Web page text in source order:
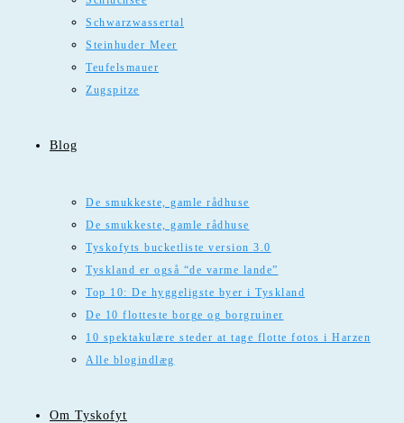
Schwarzwassertal
Steinhuder Meer
Teufelsmauer
Zugspitze
Blog
De smukkeste, gamle rådhuse
De smukkeste, gamle rådhuse
Tyskofyts bucketliste version 3.0
Tyskland er også “de varme lande”
Top 10: De hyggeligste byer i Tyskland
De 10 flotteste borge og borgruiner
10 spektakulære steder at tage flotte fotos i Harzen
Alle blogindlæg
Om Tyskofyt